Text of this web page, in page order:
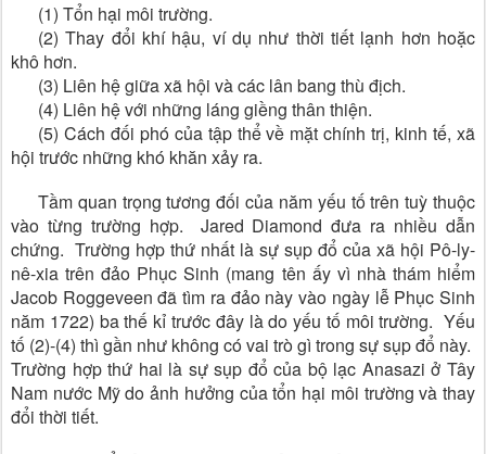
(1) Tổn hại môi trường.
(2) Thay đổi khí hậu, ví dụ như thời tiết lạnh hơn hoặc
khô hơn.
(3) Liên hệ giữa xã hội và các lân bang thù địch.
(4) Liên hệ với những láng giềng thân thiện.
(5) Cách đối phó của tập thể về mặt chính trị, kinh tế, xã
hội trước những khó khăn xảy ra.
Tầm quan trọng tương đối của năm yếu tố trên tuỳ thuộc
vào từng trường hợp. Jared Diamond đưa ra nhiều dẫn
chứng. Trường hợp thứ nhất là sự sụp đổ của xã hội Pô-ly-
nê-xia trên đảo Phục Sinh (mang tên ấy vì nhà thám hiểm
Jacob Roggeveen đã tìm ra đảo này vào ngày lễ Phục Sinh
năm 1722) ba thế kỉ trước đây là do yếu tố môi trường. Yếu
tố (2)-(4) thì gần như không có vai trò gì trong sự sụp đổ này.
Trường hợp thứ hai là sự sụp đổ của bộ lạc Anasazi ở Tây
Nam nước Mỹ do ảnh hưởng của tổn hại môi trường và thay
đổi thời tiết.